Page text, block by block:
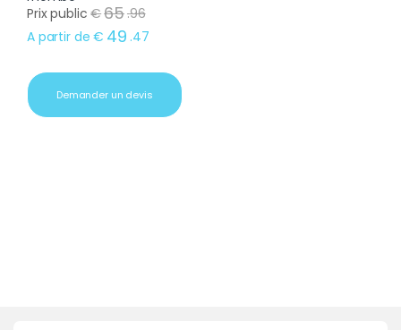
Prix public €65.96
A partir de € 49 .47
Demander un devis